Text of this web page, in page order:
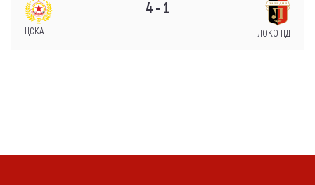
ЦСКА
4 - 1
ЛОКО ПД